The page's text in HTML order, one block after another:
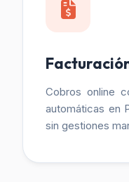
Cobros online
automáticas en
sin gestiones